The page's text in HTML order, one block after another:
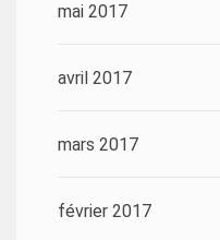
mai 2017
avril 2017
mars 2017
février 2017